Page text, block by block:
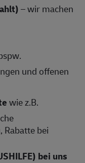
– wir machen
und offenen
wie z.B.
Rabatte bei
bei uns